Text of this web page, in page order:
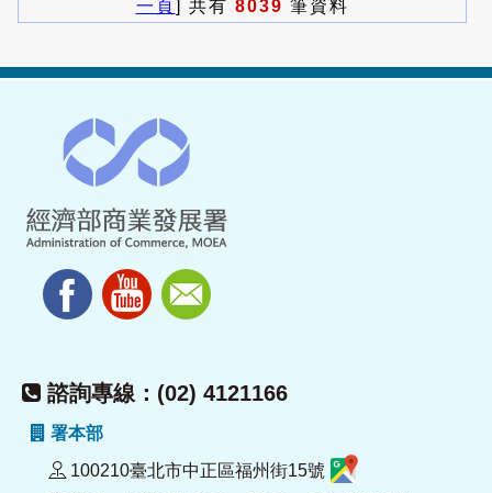
一頁] 共有 8039 筆資料
諮詢專線：(02) 4121166
署本部
100210臺北市中正區福州街15號